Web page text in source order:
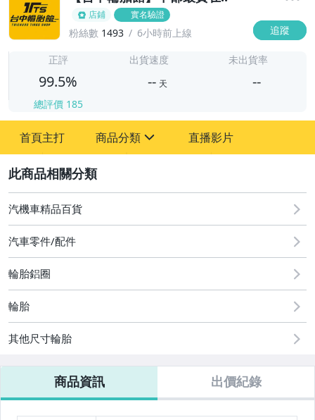
店鋪 實名驗證
粉絲數 1493 6小時前上線 追蹤
正評
99.5%
總評價 185
出貨速度
-- 天
未出貨率
--
首頁主打 商品分類
13吋輪胎 賣場
14吋輪胎 賣場
16吋輪胎 賣場
17吋輪胎 賣場
18吋輪胎 賣場
19吋輪胎 賣場
20吋輪胎 賣場
直播影片
汽機車精品百貨
汽車零件/配件
輪胎鋁圈
輪胎
其他尺寸輪胎
商品資訊 出價紀錄